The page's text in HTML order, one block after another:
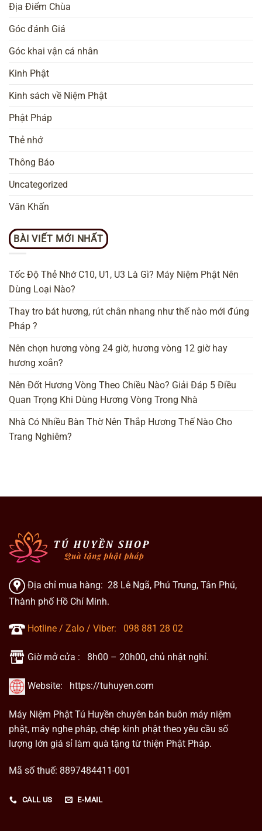
Địa Điểm Chùa
Góc đánh Giá
Góc khai vận cá nhân
Kinh Phật
Kinh sách về Niệm Phật
Phật Pháp
Thẻ nhớ
Thông Báo
Uncategorized
Văn Khấn
BÀI VIẾT MỚI NHẤT
Tốc Độ Thẻ Nhớ C10, U1, U3 Là Gì? Máy Niệm Phật Nên
Dùng Loại Nào?
Thay tro bát hương, rút chân nhang như thế nào mới đúng
Pháp ?
Nên chọn hương vòng 24 giờ, hương vòng 12 giờ hay
hương xoắn?
Nên Đốt Hương Vòng Theo Chiều Nào? Giải Đáp 5 Điều
Quan Trọng Khi Dùng Hương Vòng Trong Nhà
Nhà Có Nhiều Bàn Thờ Nên Thắp Hương Thế Nào Cho
Trang Nghiêm?
Địa chỉ mua hàng: 28 Lê Ngã, Phú Trung, Tân Phú,
Thành phố Hồ Chí Minh.
Hotline / Zalo / Viber: 098 881 28 02
Giờ mở cửa : 8h00 – 20h00, chủ nhật nghỉ.
Website: https://tuhuyen.com
Máy Niệm Phật Tú Huyền chuyên bán buôn máy niệm
phật, máy nghe pháp, chép kinh phật theo yêu cầu số
lượng lớn giá sỉ làm quà tặng từ thiện Phật Pháp.
Mã số thuế: 8897484411-001
CALL US E-MAIL